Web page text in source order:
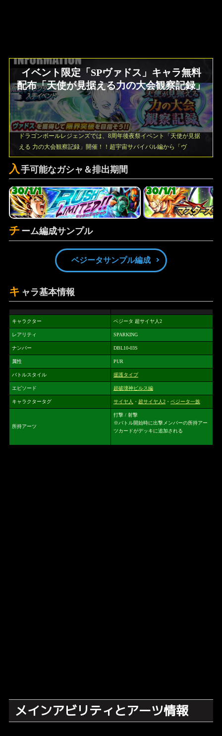
イベント限定「SPヴァドス」キャラ無料
配布「天使が見据える力の大会観察記録」
ドラゴンボールレジェンズでは、8周年後夜祭イベント「天使が見据
える 力の大会観察記録」開催！！超宇宙サバイバル編から「ヴ
入 手可能なガシャ＆排出期間
30/1/1 30/1/1
チ ーム編成サンプル
ベジータサンプル編成
キ ャラ基本情報
キャラクター ベジータ 超サイヤ人2
レアリティ SPARKING
ナンバー DBL10-03S
属性 PUR
バトルスタイル 援護タイプ
エピソード 超破壊神ビルス編
キャラクタータグ サイヤ人 ・ 超サイヤ人2・ ベジータ一族
所持アーツ
打撃 / 射撃
※バトル開始時に出撃メンバーの所持アー
ツカードがデッキに追加される
メインアビリティとアーツ情報